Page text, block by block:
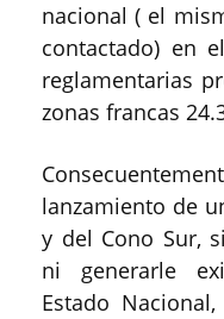
nacional ( el
contactado) en
reglamentarias
zonas francas
lanzamiento de
y del Cono Sur,
ni generarle
Estado